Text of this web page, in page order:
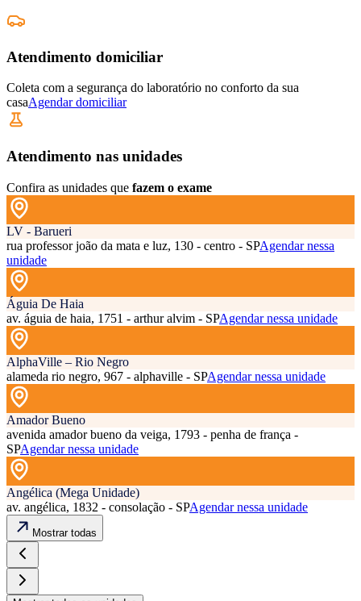
Atendimento domiciliar
Coleta com a segurança do laboratório no conforto da sua
casaAgendar domiciliar
Atendimento nas unidades
Confira as unidades que fazem o exame
LV - Barueri
rua professor joão da mata e luz, 130 - centro - SPAgendar nessa
unidade
Águia De Haia
av. águia de haia, 1751 - arthur alvim - SPAgendar nessa unidade
AlphaVille – Rio Negro
alameda rio negro, 967 - alphaville - SPAgendar nessa unidade
Amador Bueno
avenida amador bueno da veiga, 1793 - penha de frança -
SPAgendar nessa unidade
Angélica (Mega Unidade)
av. angélica, 1832 - consolação - SPAgendar nessa unidade
Mostrar todas